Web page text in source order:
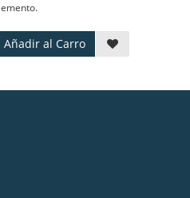
Añadir al Carro